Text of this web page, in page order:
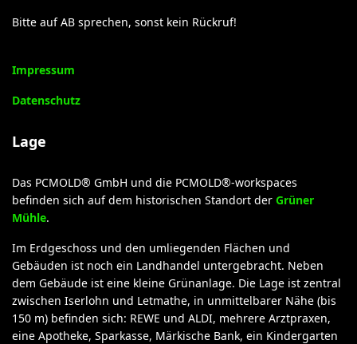
Bitte auf AB sprechen, sonst kein Rückruf!
Impressum
Datenschutz
Lage
Das PCMOLD® GmbH und die PCMOLD®-workspaces
befinden sich auf dem historischen Standort der Grüner
Mühle.
Im Erdgeschoss und den umliegenden Flächen und
Gebäuden ist noch ein Landhandel untergebracht. Neben
dem Gebäude ist eine kleine Grünanlage. Die Lage ist zentral
zwischen Iserlohn und Letmathe, in unmittelbarer Nähe (bis
150 m) befinden sich: REWE und ALDI, mehrere Arztpraxen,
eine Apotheke, Sparkasse, Märkische Bank, ein Kindergarten